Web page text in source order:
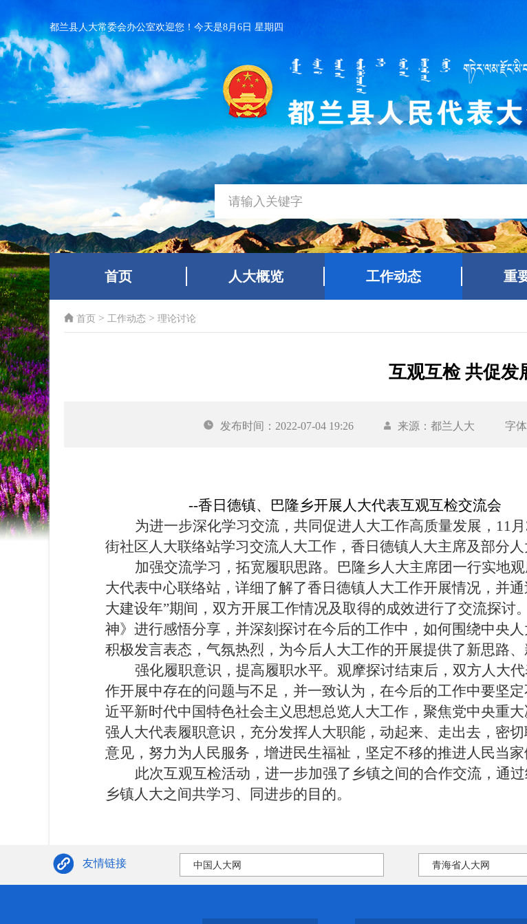
都兰县人大常委会办公室欢迎您！ 今天是8月6日 星期四
首页 人大概览 工作动态 重
首页 > 工作动态 > 理论讨论
互观互检 共促发
发布时间：2022-07-04 19:26 来源：都兰人大 字
--香日德镇、巴隆乡开展人大代表互观互检交流会
为进一步深化学习交流，共同促进人大工作高质量发展， 11
街社区人大联络站学习交流人大工作，香日德镇人大主席及部分人
加强交流学习，拓宽履职思路。 巴隆乡人大主席团一行实地
大代表中心联络站，详细了解了香日德镇人大工作开展情况，并
大建设年”期间，双方开展工作情况及取得的成效进行了交流探
神》进行感悟分享，并深刻探讨在今后的工作中，如何围绕中央
积极发言表态，气氛热烈，为今后人大工作的开展提供了新思路、
强化履职意识，提高履职水平。 观摩探讨结束后，双方人大
作开展中存在的问题与不足，并一致认为，在今后的工作中要坚
近平新时代中国特色社会主义思想总览人大工作，聚焦党中央重
强人大代表履职意识，充分发挥人大职能，动起来、走出去，密
意见，努力为人民服务，增进民生福祉，坚定不移的推进人民当家
此次互观互检活动，进一步加强了乡镇之间的合作交流，通
乡镇人大之间共学习、同进步的目的。
友情链接 中国人大网 青海省人大网